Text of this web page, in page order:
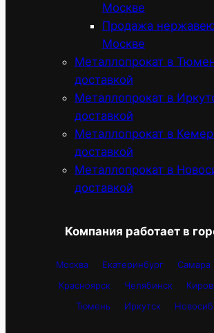
Москве
Продажа
Москве
Металлопрокат в
доставкой
Металлопрокат в
доставкой
Металлопрокат в
доставкой
Металлопрокат в
доставкой
Компания работает в
Москва Екатеринбург Самара
Красноярск
Челябинск Киров
Тюмень
Иркутск